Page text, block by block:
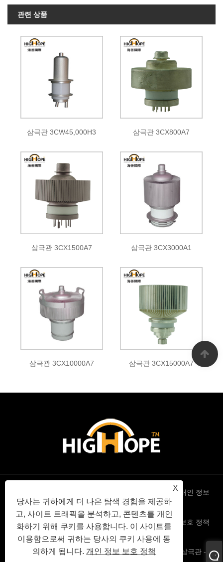
관련 상품
삼극관 3CW45,000H3 삼극관 3CX800A7
삼극관 3CX1500A7 삼극관 3CX3000A1
삼극관 3CX10000A7 삼극관 3CX15000A7
X
당사는 귀하에게 더 나은 탐색 경험을 제공하
고, 사이트 트래픽을 분석하고, 콘텐츠를 개인
화하기 위해 쿠키를 사용합니다. 이 사이트를
이용함으로써 귀하는 당사의 쿠키 사용에 동
의하게 됩니다. 개인 정보 보호 정책
개인 정보
보호 정책
Copyright © 2022 High Hope International Inc - 진공관 삼극관 - All